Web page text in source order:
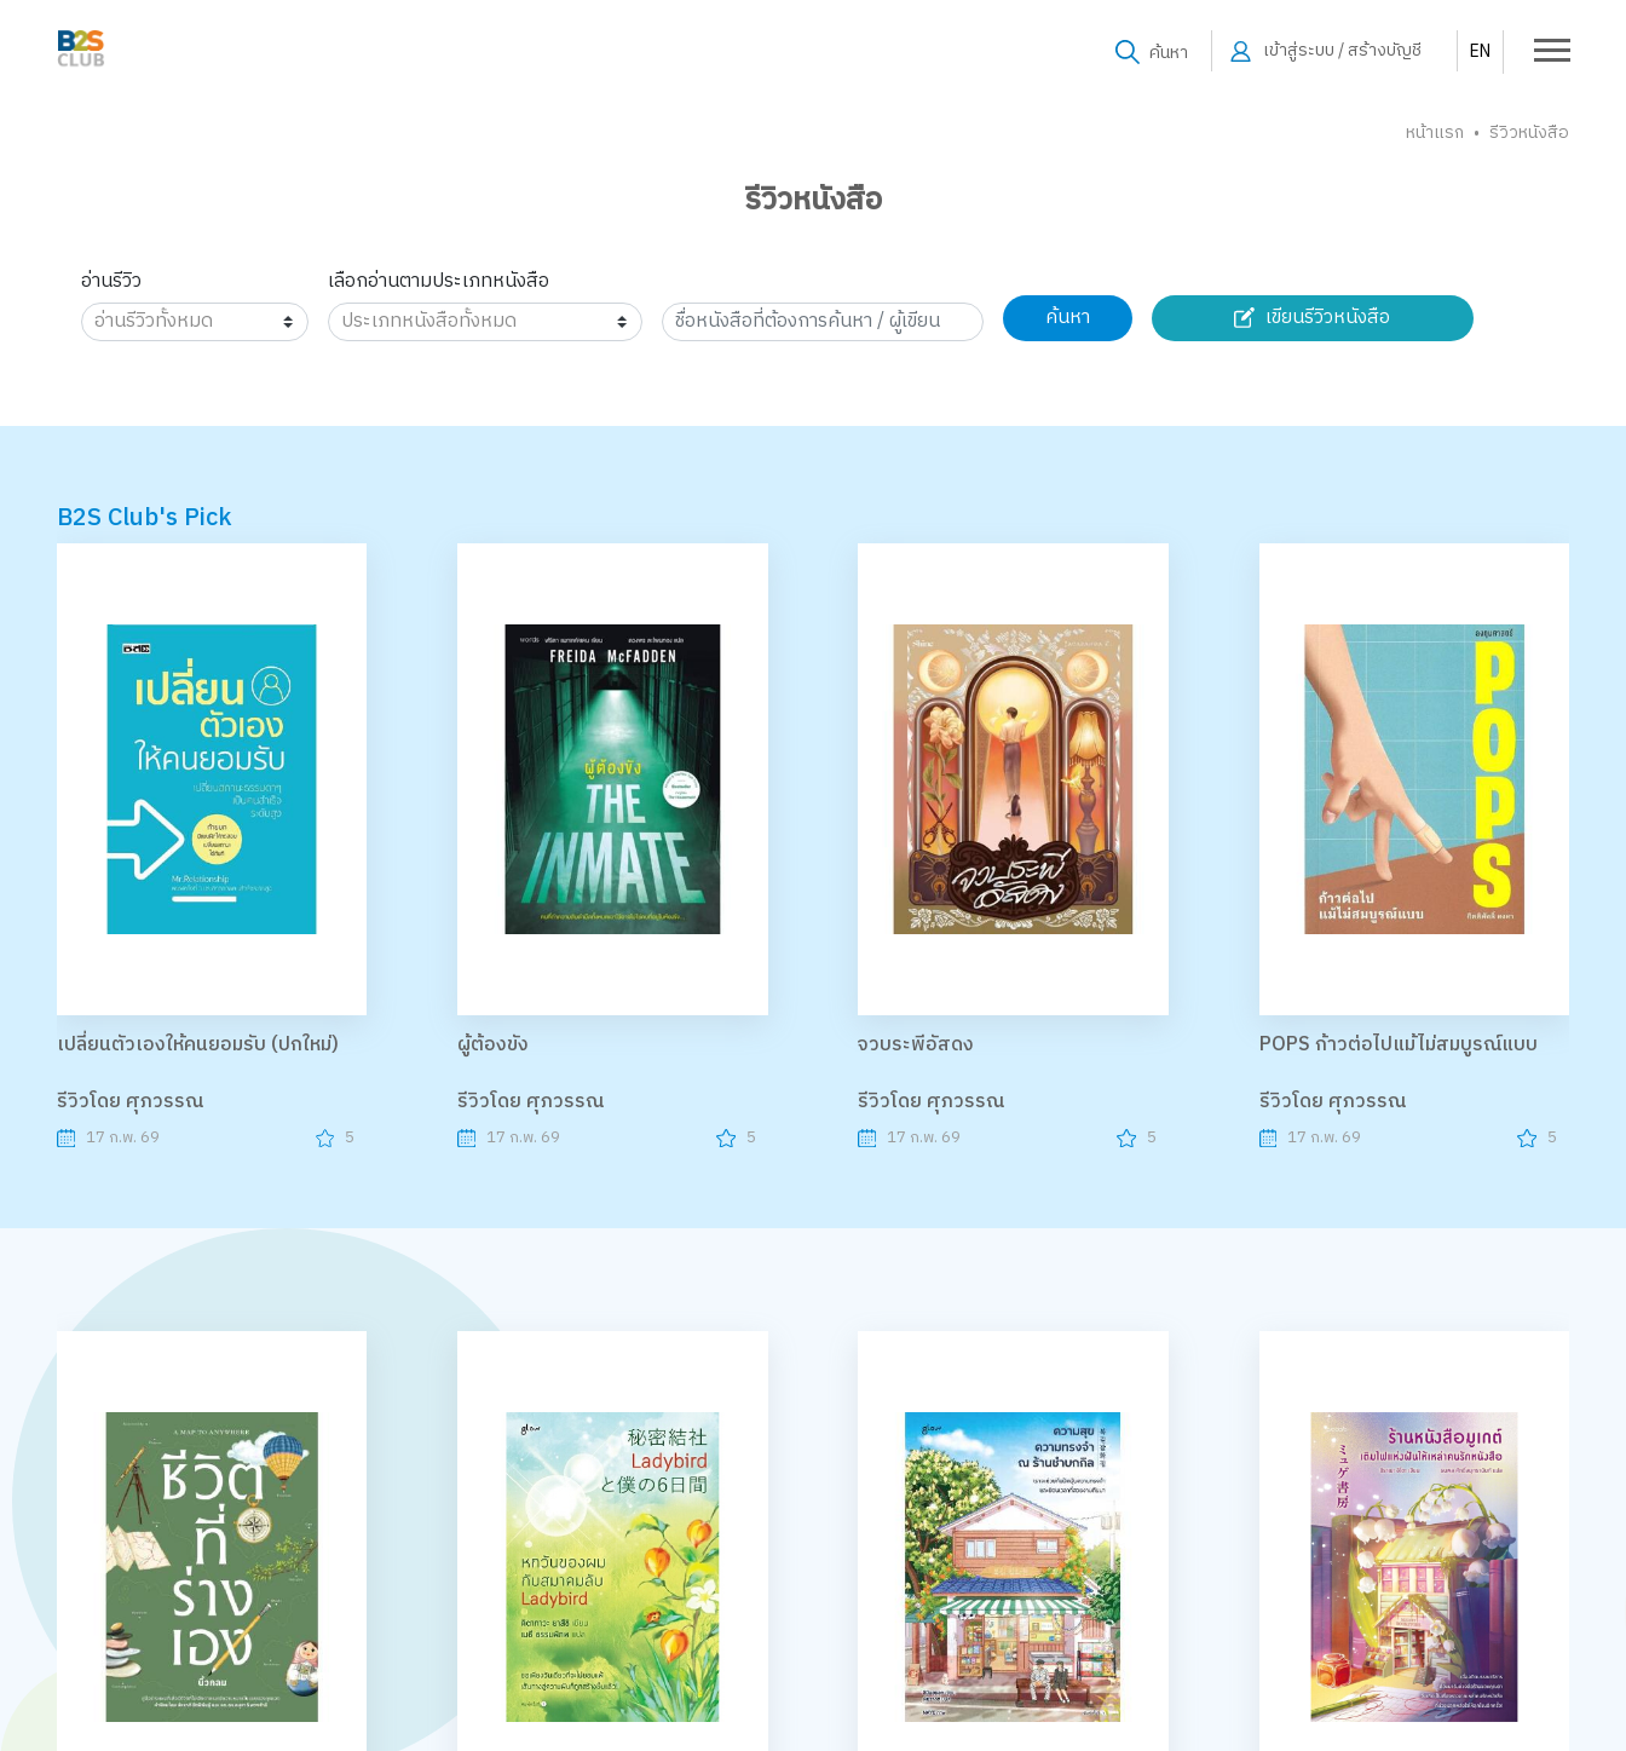
ค้นหา เข้าสู่ระบบ / สร้างบัญชี EN
หน้าแรก • รีวิวหนังสือ
รีวิวหนังสือ
อ่านรีวิว
เลือกอ่านตามประเภทหนังสือ
ค้นหา
เขียนรีวิวหนังสือ
B2S Club's Pick
เปลี่ยนตัวเองให้คนยอมรับ (ปกใหม่)
รีวิวโดย ศุภวรรณ
17 ก.พ. 69 5
ผู้ต้องขัง
รีวิวโดย ศุภวรรณ
17 ก.พ. 69 5
จวบระพีอัสดง
รีวิวโดย ศุภวรรณ
17 ก.พ. 69 5
POPS ก้าวต่อไปแม้ไม่สมบูรณ์แบบ
รีวิวโดย ศุภวรรณ
17 ก.พ. 69 5